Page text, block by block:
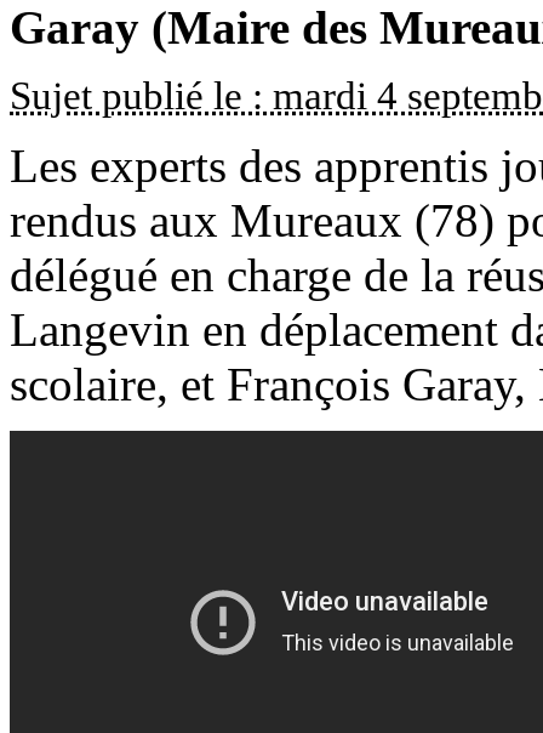
Garay (Maire des
Sujet publié le : mardi 4
Les experts des apprentis
rendus aux Mureaux (78)
délégué en charge de la
Langevin en déplacement
scolaire, et François